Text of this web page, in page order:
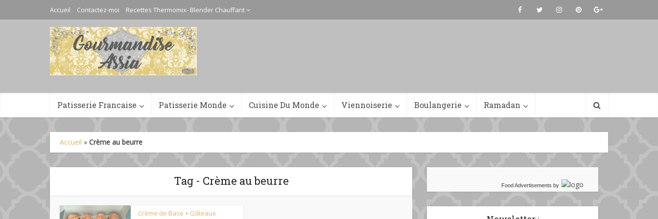
Accueil Contactez-moi Recettes Thermomix- Blender Chauffant
Patisserie Francaise Patisserie Monde Cuisine Du Monde Viennoiserie Boulangerie Ramadan
Accueil » Crème au beurre
Tag - Crème au beurre
Crème de Base • Gâteaux
Food Advertisements by